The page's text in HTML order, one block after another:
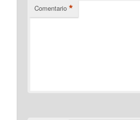
Comentario *